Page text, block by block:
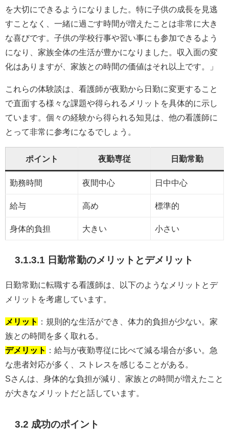
を大切にできるようになりました。特に子供の成長を見逃
すことなく、一緒に過ごす時間が増えたことは非常に大き
な喜びです。子供の学校行事や習い事にも参加できるよう
になり、家族全体の生活が豊かになりました。収入面の変
化はありますが、家族との時間の価値はそれ以上です。」
これらの体験談は、看護師が夜勤から日勤に変更すること
で直面する様々な課題や得られるメリットを具体的に示し
ています。個々の経験から得られる知見は、他の看護師に
とって非常に参考になるでしょう。
ポイント 夜勤専従 日勤常勤
勤務時間 夜間中心 日中中心
給与 高め 標準的
身体的負担 大きい 小さい
3.1.3.1 日勤常勤のメリットとデメリット
日勤常勤に転職する看護師は、以下のようなメリットとデ
メリットを考慮しています。
メリット
：規則的な生活ができ、体力的負担が少ない。家
族との時間を多く取れる。
デメリット
：給与が夜勤専従に比べて減る場合が多い。急
な患者対応が多く、ストレスを感じることがある。
Sさんは、身体的な負担が減り、家族との時間が増えたこと
が大きなメリットだと話しています。
3.2 成功のポイント